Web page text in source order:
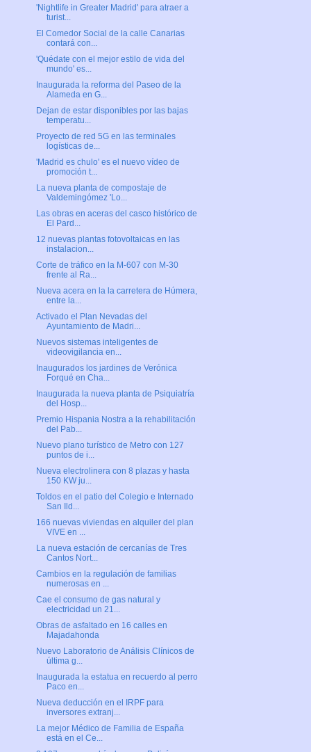
'Nightlife in Greater Madrid' para atraer a
turist...
El Comedor Social de la calle Canarias
contará con...
'Quédate con el mejor estilo de vida del
mundo' es...
Inaugurada la reforma del Paseo de la
Alameda en G...
Dejan de estar disponibles por las bajas
temperatu...
Proyecto de red 5G en las terminales
logísticas de...
'Madrid es chulo' es el nuevo vídeo de
promoción t...
La nueva planta de compostaje de
Valdemingómez 'Lo...
Las obras en aceras del casco histórico de
El Pard...
12 nuevas plantas fotovoltaicas en las
instalacion...
Corte de tráfico en la M-607 con M-30
frente al Ra...
Nueva acera en la la carretera de Húmera,
entre la...
Activado el Plan Nevadas del
Ayuntamiento de Madri...
Nuevos sistemas inteligentes de
videovigilancia en...
Inaugurados los jardines de Verónica
Forqué en Cha...
Inaugurada la nueva planta de Psiquiatría
del Hosp...
Premio Hispania Nostra a la rehabilitación
del Pab...
Nuevo plano turístico de Metro con 127
puntos de i...
Nueva electrolinera con 8 plazas y hasta
150 KW ju...
Toldos en el patio del Colegio e Internado
San Ild...
166 nuevas viviendas en alquiler del plan
VIVE en ...
La nueva estación de cercanías de Tres
Cantos Nort...
Cambios en la regulación de familias
numerosas en ...
Cae el consumo de gas natural y
electricidad un 21...
Obras de asfaltado en 16 calles en
Majadahonda
Nuevo Laboratorio de Análisis Clínicos de
última g...
Inaugurada la estatua en recuerdo al perro
Paco en...
Nueva deducción en el IRPF para
inversores extranj...
La mejor Médico de Familia de España
está en el Ce...